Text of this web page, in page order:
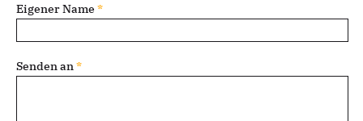
Eigener Name *
Senden an*